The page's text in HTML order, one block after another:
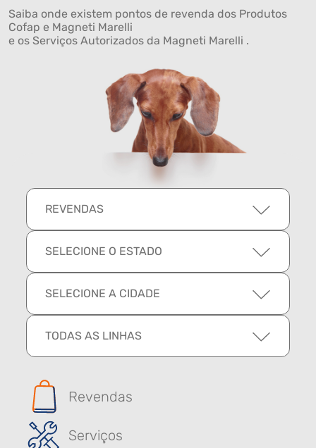
Saiba onde existem pontos de revenda dos Produtos
Cofap e Magneti Marelli
e os Serviços Autorizados da Magneti Marelli .
REVENDAS
SELECIONE O ESTADO
SELECIONE A CIDADE
TODAS AS LINHAS
Revendas
Serviços